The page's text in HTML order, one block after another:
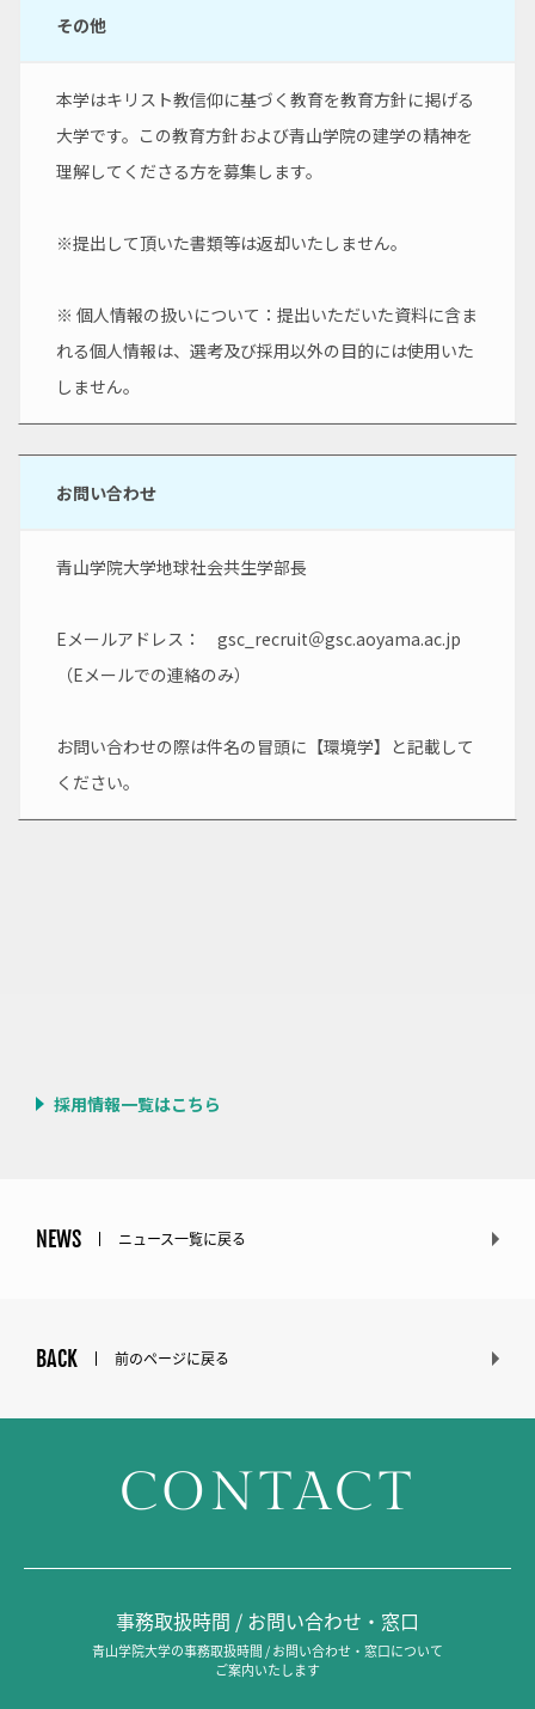
その他
本学はキリスト教信仰に基づく教育を教育方針に掲げる
大学です。この教育方針および青山学院の建学の精神を
理解してくださる方を募集します。
※提出して頂いた書類等は返却いたしません。
※ 個人情報の扱いについて：提出いただいた資料に含ま
れる個人情報は、選考及び採用以外の目的には使用いた
しません。
お問い合わせ
青山学院大学地球社会共生学部長
Eメールアドレス：　gsc_recruit＠gsc.aoyama.ac.jp
（Eメールでの連絡のみ）
お問い合わせの際は件名の冒頭に【環境学】と記載して
ください。
採用情報一覧はこちら
NEWS ニュース一覧に戻る
BACK 前のページに戻る
CONTACT
事務取扱時間 / お問い合わせ・窓口
青山学院大学の事務取扱時間 / お問い合わせ・窓口について
ご案内いたします